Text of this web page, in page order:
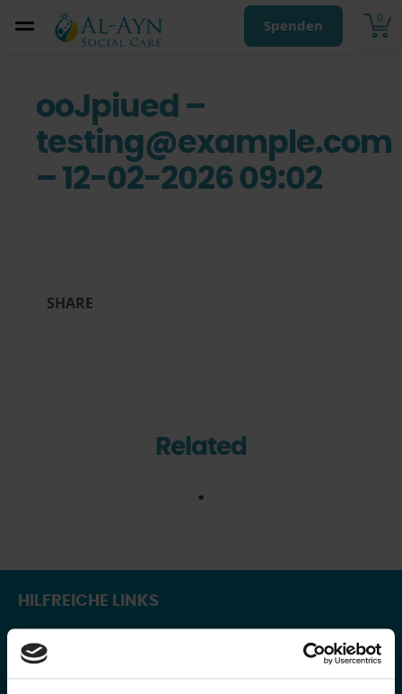
0
Spenden
ooJpiued –
testing@example.com
– 12-02-2026 09:02
SHARE
Related
HILFREICHE LINKS
Autorisierung